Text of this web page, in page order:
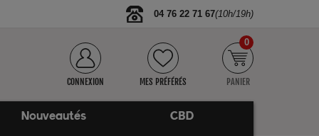
04 76 22 71 67(10h/19h)
CONNEXION MES PRÉFÉRÉS PANIER
0
Nouveautés CBD